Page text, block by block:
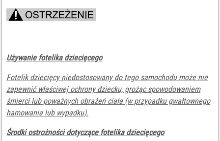
Używanie fotelika dziecięcego
Fotelik dziecięcy niedostosowany do tego samochodu może nie
zapewnić właściwej ochrony dziecku, grożąc spowodowaniem
śmierci lub poważnych obrażeń ciała (w przypadku gwałtownego
hamowania lub wypadku).
Środki ostrożności dotyczące fotelika dziecięcego